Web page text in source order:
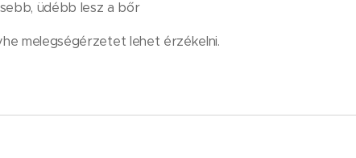
üdébb lesz a bőr
melegségérzetet lehet érzékelni.